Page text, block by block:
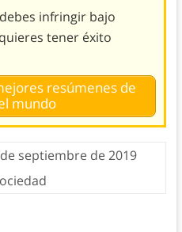
infringir bajo
tener éxito
resúmenes de
mundo
septiembre de 2019